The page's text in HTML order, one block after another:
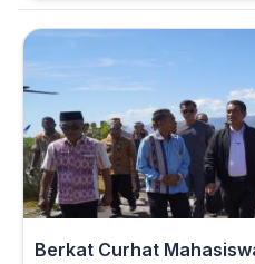
Berkat Curhat